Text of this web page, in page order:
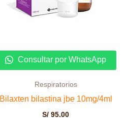
Consultar por WhatsApp
Respiratorios
Bilaxten bilastina jbe 10mg/4ml
S/ 95.00